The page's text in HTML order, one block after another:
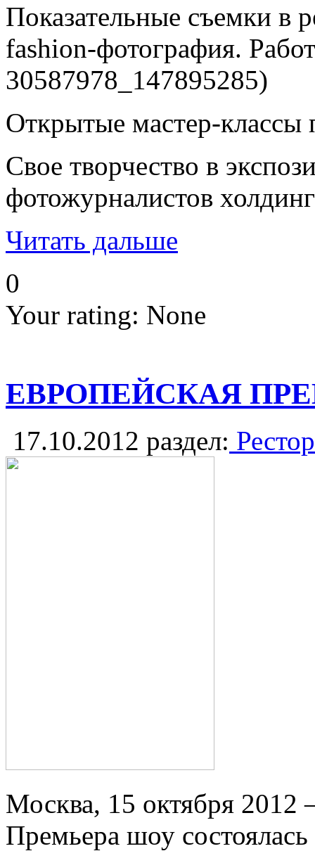
Показательные съемки в
fashion-фотография.
30587978_147895285)
Открытые мастер-
Свое творчество в
фотожурналистов
Читать дальше
0
Your rating: None
ЕВРОПЕЙСКАЯ
17.10.2012 раздел:
Москва, 15 октября 2012
Премьера шоу